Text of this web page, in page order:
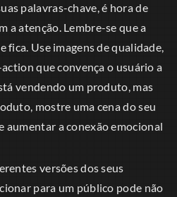
palavras-chave, é hora de
a atenção. Lembre-se que a
fica. Use imagens de qualidade,
que convença o usuário a
vendendo um produto, mas
mostre uma cena do seu
aumentar a conexão emocional
versões dos seus
para um público pode não